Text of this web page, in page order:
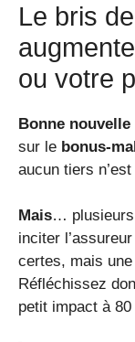
Le bris
ou votre
Bonne nouvelle
sur le bonus-
aucun tiers
Mais… plusieurs
inciter
certes, mais
Réfléchissez
petit impact à